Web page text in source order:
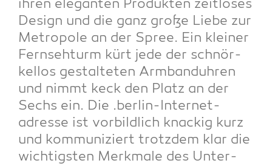
ihren ele­gan­ten Pro­duk­ten zeit­lo­ses
Design und die ganz gro­ße Lie­be zur
Metro­po­le an der Spree. Ein klei­ner
Fern­seh­turm kürt jede der schnör­
kel­los gestal­te­ten Arm­band­uh­ren
und nimmt keck den Platz an der
Sechs ein. Die .ber­lin-Inter­net­
adres­se ist vor­bild­lich kna­ckig kurz
und kom­mu­ni­ziert trotz­dem klar die
wich­tigs­ten Merk­ma­le des Unter­